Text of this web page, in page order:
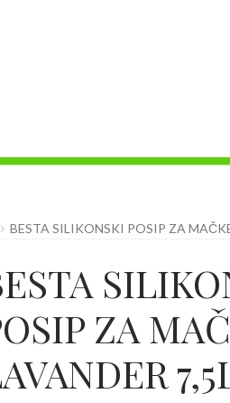
BESTA SILIKONSKI POSIP ZA
ZA